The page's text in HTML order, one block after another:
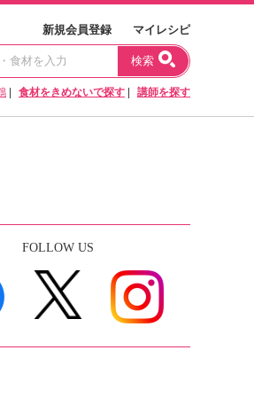
新規会員登録 マイレシピ
検索
食材をきめないで探す 講師を探す
FOLLOW US